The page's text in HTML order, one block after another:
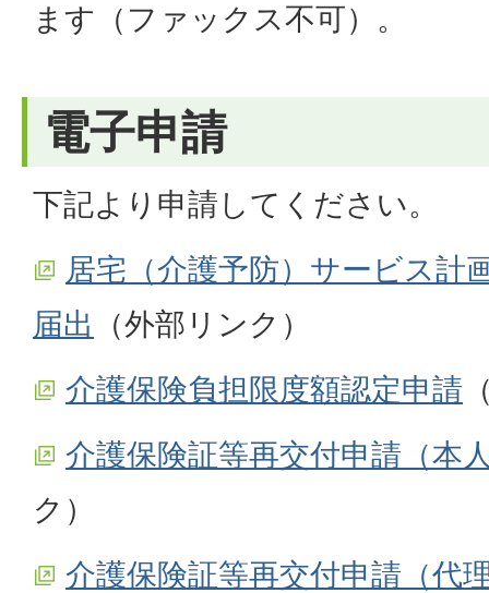
ます（ファックス不可）。
電子申請
下記より申請してください。
居宅（介護予防）サービス計
届出
（外部リンク）
介護保険負担限度額認定申請
介護保険証等再交付申請（本
ク）
介護保険証等再交付申請（代